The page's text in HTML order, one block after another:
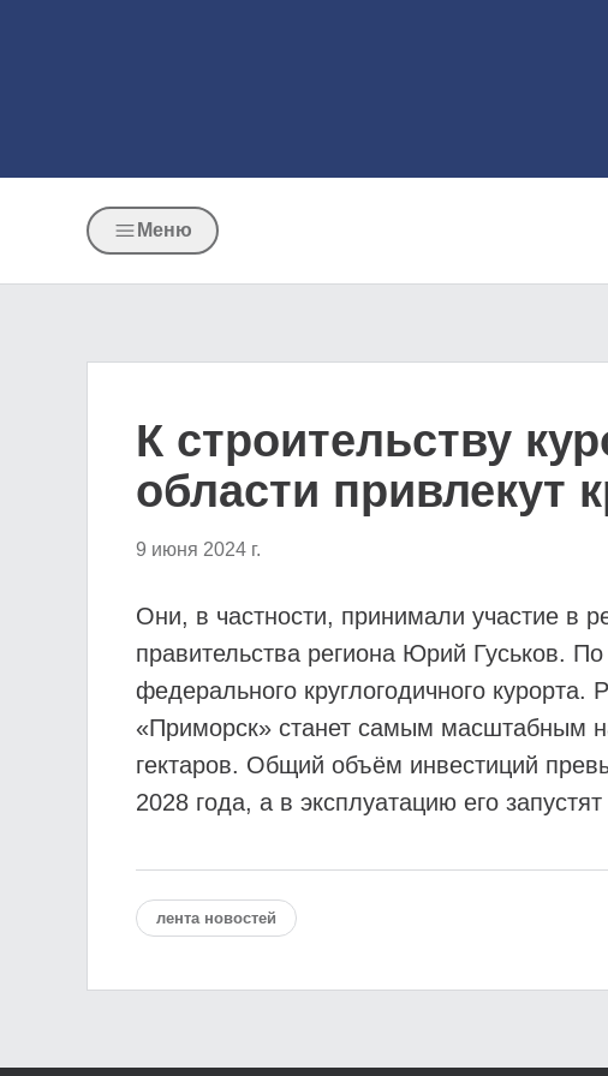
Меню
К строительству
области привлекут
9 июня 2024 г.
Они, в частности, принимали участие в
правительства региона Юрий Гуськов.
федерального круглогодичного
«Приморск» станет самым масштабным
гектаров. Общий объём инвестиций
2028 года, а в эксплуатацию его
лента новостей